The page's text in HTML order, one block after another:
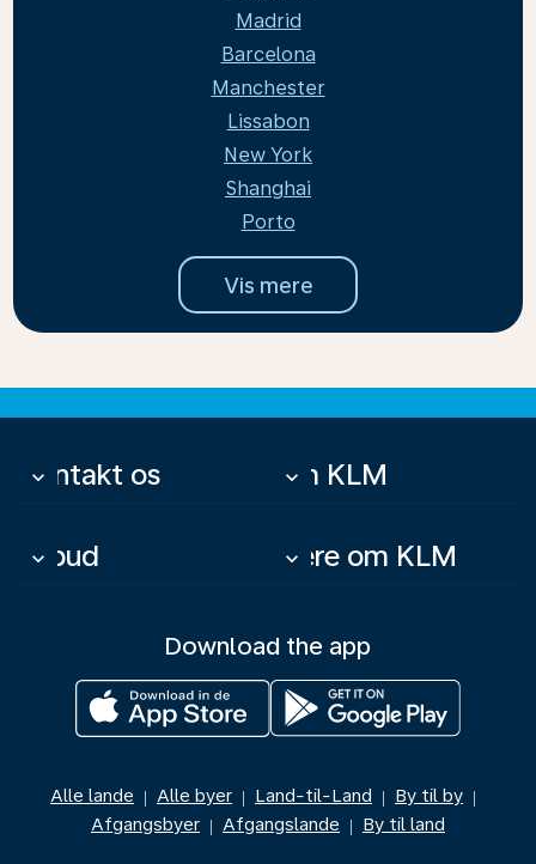
Madrid
Barcelona
Manchester
Lissabon
New York
Shanghai
Porto
Vis mere
Kontakt os
keyboard_arrow_down Om KLM
keyboard_arrow_down
Tilbud
keyboard_arrow_down Mere om KLM
keyboard_arrow_down
Download the app
Alle lande | Alle byer | Land-til-Land | By til by |
Afgangsbyer | Afgangslande | By til land